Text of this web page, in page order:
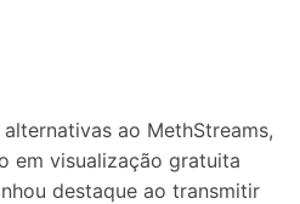
ao MethStreams,
em visualização gratuita
destaque ao transmitir